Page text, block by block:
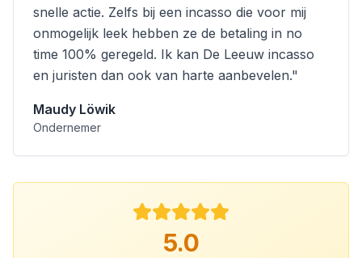
snelle actie. Zelfs bij een incasso die voor mij
onmogelijk leek hebben ze de betaling in no
time 100% geregeld. Ik kan De Leeuw incasso
en juristen dan ook van harte aanbevelen."
Maudy Löwik
Ondernemer
5.0